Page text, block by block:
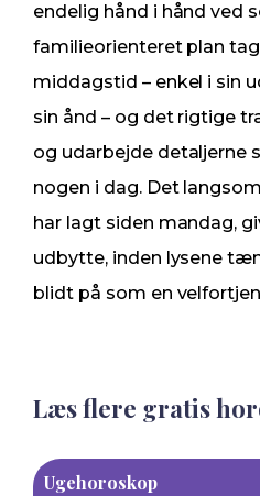
endelig hånd i hånd ved
familieorienteret plan
middagstid – enkel i sin
sin ånd – og det rigtige
og udarbejde detaljerne
nogen i dag. Det
har lagt siden mandag,
udbytte, inden lysene
blidt på som en
Læs flere gratis
Ugehoroskop